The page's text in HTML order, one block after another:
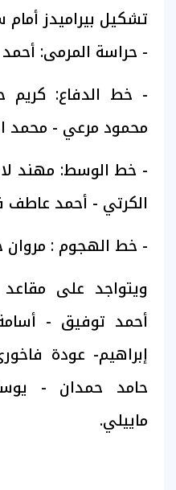
تشكيل بيراميدز
- حراسة المرمى:
- خط الدفاع:
محمود مرعي - محمد
- خط الوسط: مهند
الكرتي - أحمد عاطف
- خط الهجوم :
ويتواجد على
أحمد توفيق -
إبراهيم- عودة
حامد حمدان -
ماييلي.